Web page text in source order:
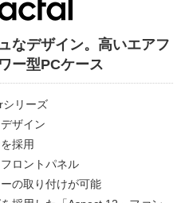
なデザイン。高いエアフ
ー型PCケース
シリーズ
ザイン
採用
ロントパネル
の取り付けが可能